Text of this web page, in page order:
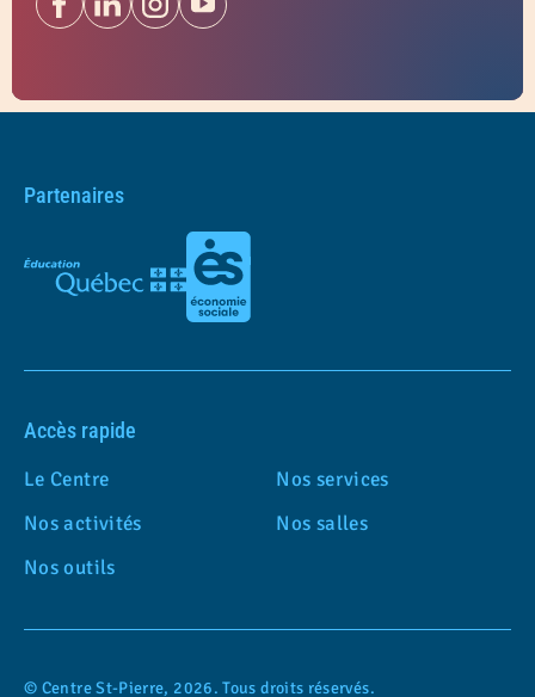
Partenaires
Accès rapide
Le Centre
Nos services
Nos activités
Nos salles
Nos outils
© Centre St-Pierre, 2026. Tous droits réservés.